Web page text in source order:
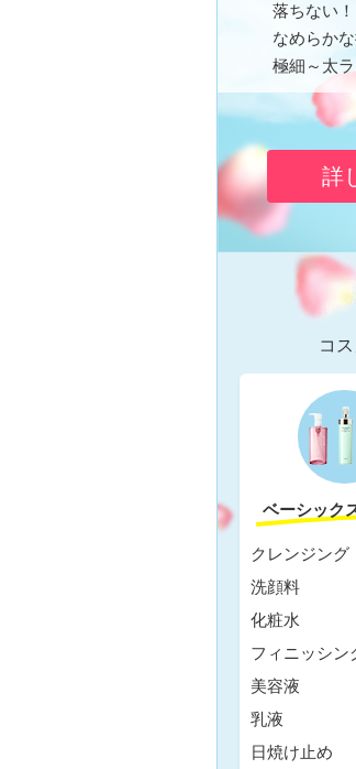
落ちない
なめらか
極細～太
詳
コ
ベーシック
クレンジング
洗顔料
化粧水
フィニッシン
美容液
乳液
日焼け止め